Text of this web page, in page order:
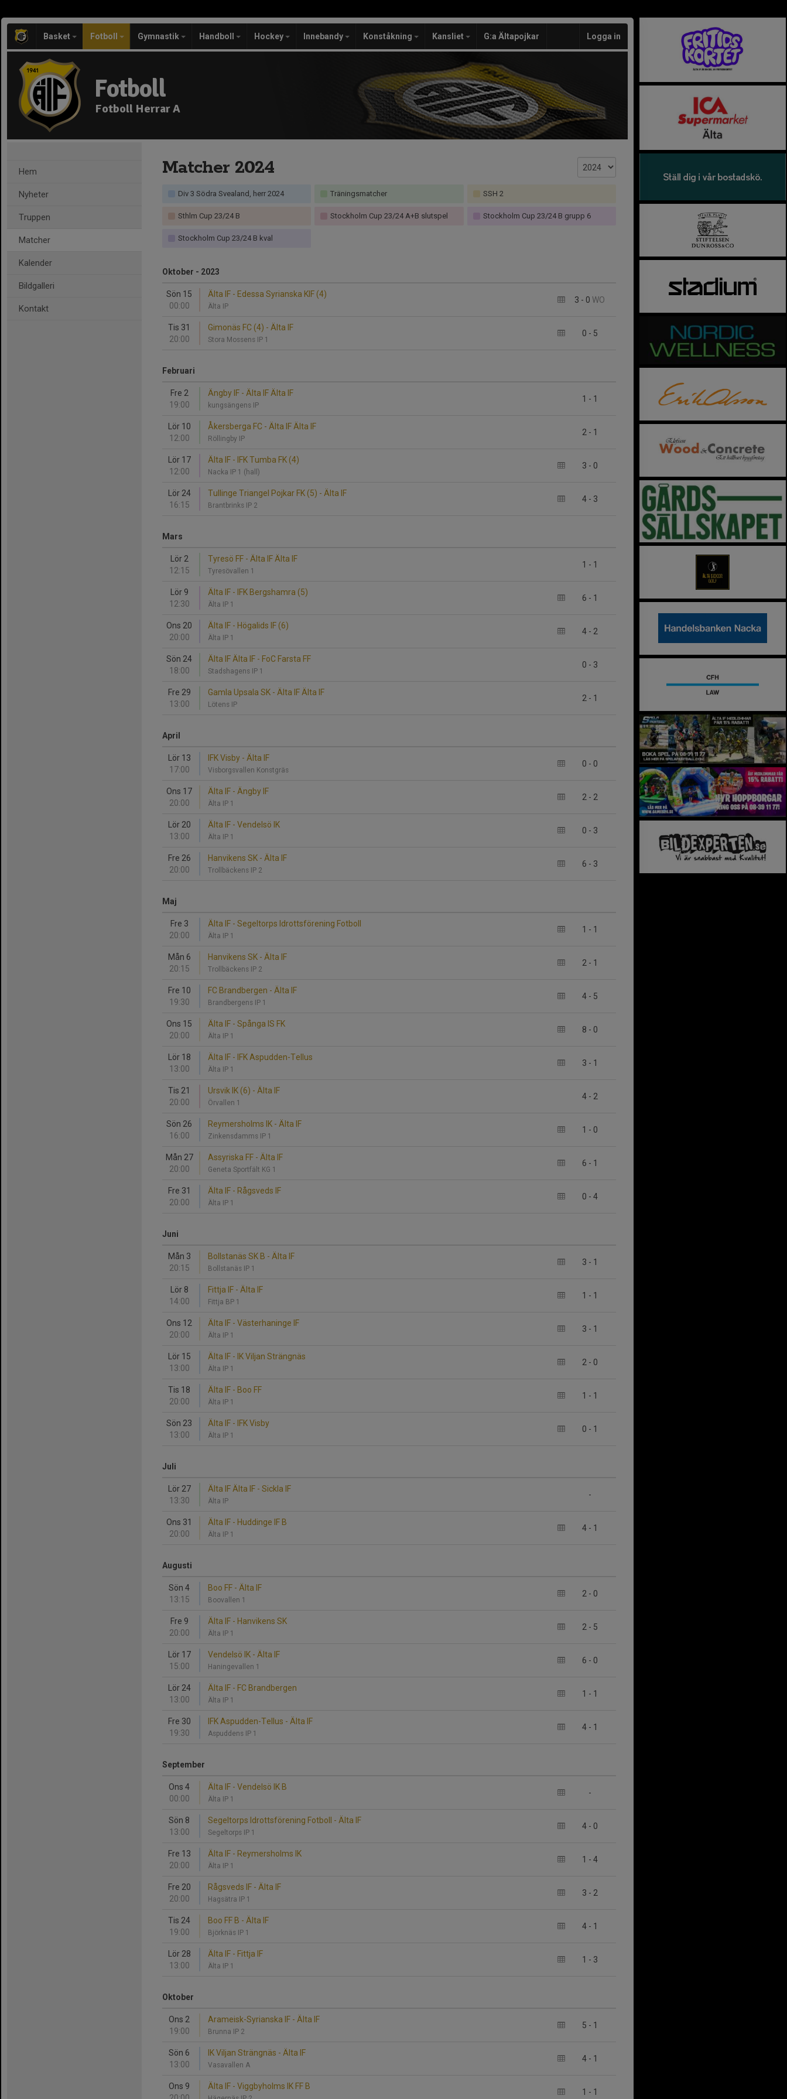
Basket Fotboll Gymnastik Handboll Hockey Innebandy Konståkning Kansliet G:a Ältapojkar Logga in
Fotboll
Fotboll Herrar A
Hem
Nyheter
Truppen
Matcher
Kalender
Bildgalleri
Kontakt
Matcher 2024
Div 3 Södra Svealand, herr 2024 Träningsmatcher SSH 2
Sthlm Cup 23/24 B Stockholm Cup 23/24 A+B slutspel Stockholm Cup 23/24 B grupp 6
Stockholm Cup 23/24 B kval
Oktober - 2023
Sön 15
00:00
3 - 0 WO
Älta IF - Edessa Syrianska KIF (4)
Älta IP
Tis 31
20:00
0 - 5
Gimonäs FC (4) - Älta IF
Stora Mossens IP 1
Februari
Fre 2
19:00
1 - 1
Ängby IF - Älta IF Älta IF
kungsängens IP
Lör 10
12:00
2 - 1
Åkersberga FC - Älta IF Älta IF
Röllingby IP
Lör 17
12:00
3 - 0
Älta IF - IFK Tumba FK (4)
Nacka IP 1 (hall)
Lör 24
16:15
4 - 3
Tullinge Triangel Pojkar FK (5) - Älta IF
Brantbrinks IP 2
Mars
Lör 2
12:15
1 - 1
Tyresö FF - Älta IF Älta IF
Tyresövallen 1
Lör 9
12:30
6 - 1
Älta IF - IFK Bergshamra (5)
Älta IP 1
Ons 20
20:00
4 - 2
Älta IF - Högalids IF (6)
Älta IP 1
Sön 24
18:00
0 - 3
Älta IF Älta IF - FoC Farsta FF
Stadshagens IP 1
Fre 29
13:00
2 - 1
Gamla Upsala SK - Älta IF Älta IF
Lötens IP
April
Lör 13
17:00
0 - 0
IFK Visby - Älta IF
Visborgsvallen Konstgräs
Ons 17
20:00
2 - 2
Älta IF - Ängby IF
Älta IP 1
Lör 20
13:00
0 - 3
Älta IF - Vendelsö IK
Älta IP 1
Fre 26
20:00
6 - 3
Hanvikens SK - Älta IF
Trollbäckens IP 2
Maj
Fre 3
20:00
1 - 1
Älta IF - Segeltorps Idrottsförening Fotboll
Älta IP 1
Mån 6
20:15
2 - 1
Hanvikens SK - Älta IF
Trollbäckens IP 2
Fre 10
19:30
4 - 5
FC Brandbergen - Älta IF
Brandbergens IP 1
Ons 15
20:00
8 - 0
Älta IF - Spånga IS FK
Älta IP 1
Lör 18
13:00
3 - 1
Älta IF - IFK Aspudden-Tellus
Älta IP 1
Tis 21
20:00
4 - 2
Ursvik IK (6) - Älta IF
Örvallen 1
Sön 26
16:00
1 - 0
Reymersholms IK - Älta IF
Zinkensdamms IP 1
Mån 27
20:00
6 - 1
Assyriska FF - Älta IF
Geneta Sportfält KG 1
Fre 31
20:00
0 - 4
Älta IF - Rågsveds IF
Älta IP 1
Juni
Mån 3
20:15
3 - 1
Bollstanäs SK B - Älta IF
Bollstanäs IP 1
Lör 8
14:00
1 - 1
Fittja IF - Älta IF
Fittja BP 1
Ons 12
20:00
3 - 1
Älta IF - Västerhaninge IF
Älta IP 1
Lör 15
13:00
2 - 0
Älta IF - IK Viljan Strängnäs
Älta IP 1
Tis 18
20:00
1 - 1
Älta IF - Boo FF
Älta IP 1
Sön 23
13:00
0 - 1
Älta IF - IFK Visby
Älta IP 1
Juli
Lör 27
13:30
-
Älta IF Älta IF - Sickla IF
Älta IP
Ons 31
20:00
4 - 1
Älta IF - Huddinge IF B
Älta IP 1
Augusti
Sön 4
13:15
2 - 0
Boo FF - Älta IF
Boovallen 1
Fre 9
20:00
2 - 5
Älta IF - Hanvikens SK
Älta IP 1
Lör 17
15:00
6 - 0
Vendelsö IK - Älta IF
Haningevallen 1
Lör 24
13:00
1 - 1
Älta IF - FC Brandbergen
Älta IP 1
Fre 30
19:30
4 - 1
IFK Aspudden-Tellus - Älta IF
Aspuddens IP 1
September
Ons 4
00:00
-
Älta IF - Vendelsö IK B
Älta IP 1
Sön 8
13:00
4 - 0
Segeltorps Idrottsförening Fotboll - Älta IF
Segeltorps IP 1
Fre 13
20:00
1 - 4
Älta IF - Reymersholms IK
Älta IP 1
Fre 20
20:00
3 - 2
Rågsveds IF - Älta IF
Hagsätra IP 1
Tis 24
19:00
4 - 1
Boo FF B - Älta IF
Björknäs IP 1
Lör 28
13:00
1 - 3
Älta IF - Fittja IF
Älta IP 1
Oktober
Ons 2
19:00
5 - 1
Arameisk-Syrianska IF - Älta IF
Brunna IP 2
Sön 6
13:00
4 - 1
IK Viljan Strängnäs - Älta IF
Vasavallen A
Ons 9
1 - 1
Älta IF - Viggbyholms IK FF B